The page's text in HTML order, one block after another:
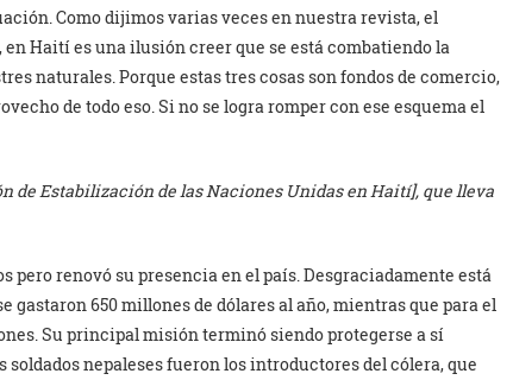
Como dijimos varias veces en nuestra revista, el
, en Haití es una ilusión creer que se está combatiendo la
naturales. Porque estas tres cosas son fondos de comercio,
de todo eso. Si no se logra romper con ese esquema el
de Estabilización de las Naciones Unidas en Haití], que lleva
pero renovó su presencia en el país. Desgraciadamente está
gastaron 650 millones de dólares al año, mientras que para el
Su principal misión terminó siendo protegerse a sí
soldados nepaleses fueron los introductores del cólera, que